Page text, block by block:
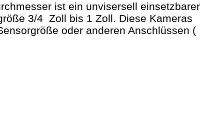
ist ein unvisersell einsetzbarer
3/4 Zoll bis 1 Zoll. Diese Kameras
oder anderen Anschlüssen (